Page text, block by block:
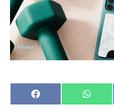
Share
on
Share
on